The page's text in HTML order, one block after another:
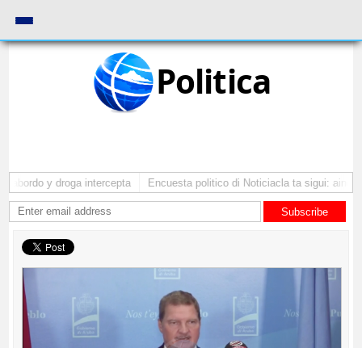
Politica
y droga intercepta Encuesta politico di Noticiacla ta sigui: ainda
Subscribe